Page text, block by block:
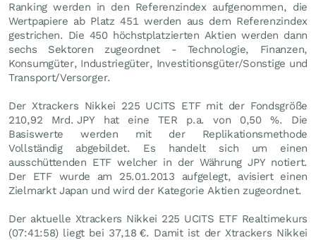
Ranking werden in den Referenzindex aufgenommen, die
Wertpapiere ab Platz 451 werden aus dem Referenzindex
gestrichen. Die 450 höchstplatzierten Aktien werden dann
sechs Sektoren zugeordnet - Technologie, Finanzen,
Konsumgüter, Industriegüter, Investitionsgüter/Sonstige und
Transport/Versorger.
Der Xtrackers Nikkei 225 UCITS ETF mit der Fondsgröße
210,92 Mrd. JPYhat eine TER p.a. von 0,50 %. Die
Basiswerte werden mit der Replikationsmethode
Vollständig abgebildet. Es handelt sich um einen
ausschüttenden ETF welcher in der Währung JPY notiert.
Der ETF wurde am 25.01.2013 aufgelegt, avisiert einen
Zielmarkt Japan und wird der Kategorie Aktien zugeordnet.
Der aktuelle Xtrackers Nikkei 225 UCITS ETF Realtimekurs
(07:41:58) liegt bei 37,18 €. Damit ist der Xtrackers Nikkei